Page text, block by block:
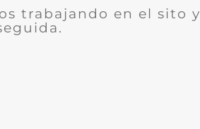
trabajando en el sito y